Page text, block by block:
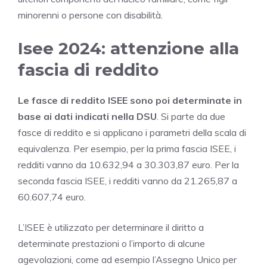
minorenni o persone con disabilità.
Isee 2024: attenzione alla
fascia di reddito
Le fasce di reddito ISEE sono poi determinate in
base ai dati indicati nella DSU. Si parte da due
fasce di reddito e si applicano i parametri della scala di
equivalenza. Per esempio, per la prima fascia ISEE, i
redditi vanno da 10.632,94 a 30.303,87 euro. Per la
seconda fascia ISEE, i redditi vanno da 21.265,87 a
60.607,74 euro.
L’ISEE è utilizzato per determinare il diritto a
determinate prestazioni o l’importo di alcune
agevolazioni, come ad esempio l’Assegno Unico per